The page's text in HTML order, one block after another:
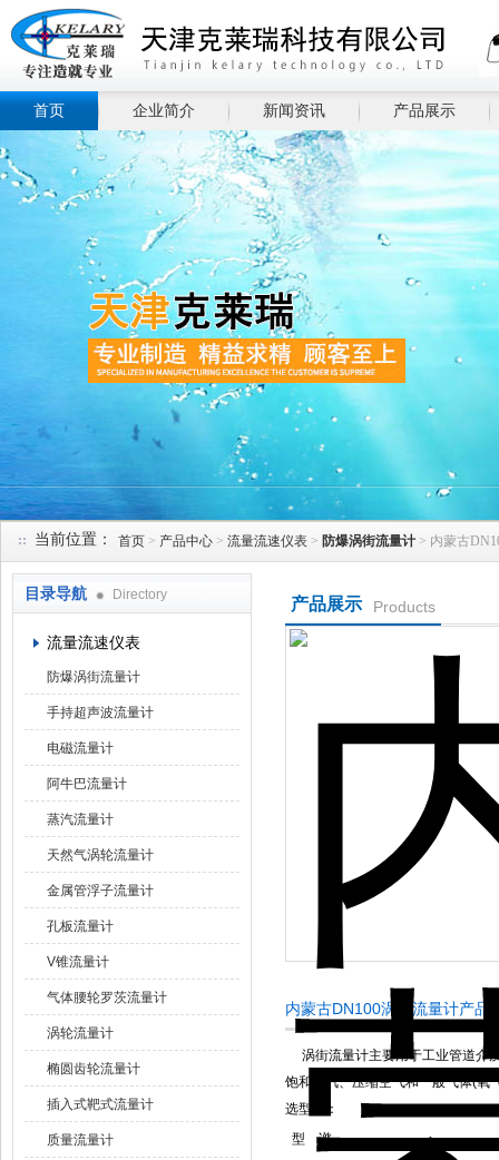
首页 企业简介 新闻资讯 产品展示
当前位置： 首页 > 产品中心 > 流量流速仪表 > 防爆涡街流量计 > 内蒙古
目录导航 Directory
流量流速仪表
防爆涡街流量计
手持超声波流量计
电磁流量计
阿牛巴流量计
蒸汽流量计
天然气涡轮流量计
金属管浮子流量计
孔板流量计
V锥流量计
气体腰轮罗茨流量计
涡轮流量计
椭圆齿轮流量计
插入式靶式流量计
质量流量计
产品展示 Products
内蒙古DN100涡街流量计产品
涡街流量计主要用于工业管道介
饱和蒸汽、压缩空气和一般气体(氧
选型表
：
型 谱